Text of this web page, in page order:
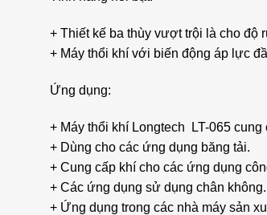
+ Thiết kế ba thùy vượt trội là cho độ
+ Máy thổi khí với biến động áp lực
Ứng dụng:
+ Máy thổi khí Longtech LT-065
+ Dùng cho các ứng dụng băng tải.
+ Cung cấp khí cho các ứng dụng
+ Các ứng dụng sử dụng chân không.
+ Ứng dụng trong các nhà máy sản